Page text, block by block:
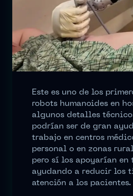
Este es uno de los
robots humanoides en
algunos detalles
podrían ser de gran
trabajo en centros
personal o en zonas
pero sí los apoyarían en
ayudando a reducir los
atención a los pacientes.